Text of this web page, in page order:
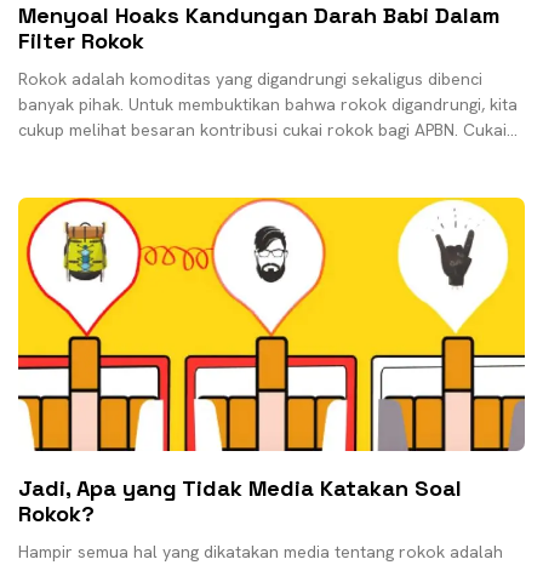
Menyoal Hoaks Kandungan Darah Babi Dalam
Filter Rokok
Rokok adalah komoditas yang digandrungi sekaligus dibenci
banyak pihak. Untuk membuktikan bahwa rokok digandrungi, kita
cukup melihat besaran kontribusi cukai rokok bagi APBN. Cukai
Jadi, Apa yang Tidak Media Katakan Soal
Rokok?
Hampir semua hal yang dikatakan media tentang rokok adalah